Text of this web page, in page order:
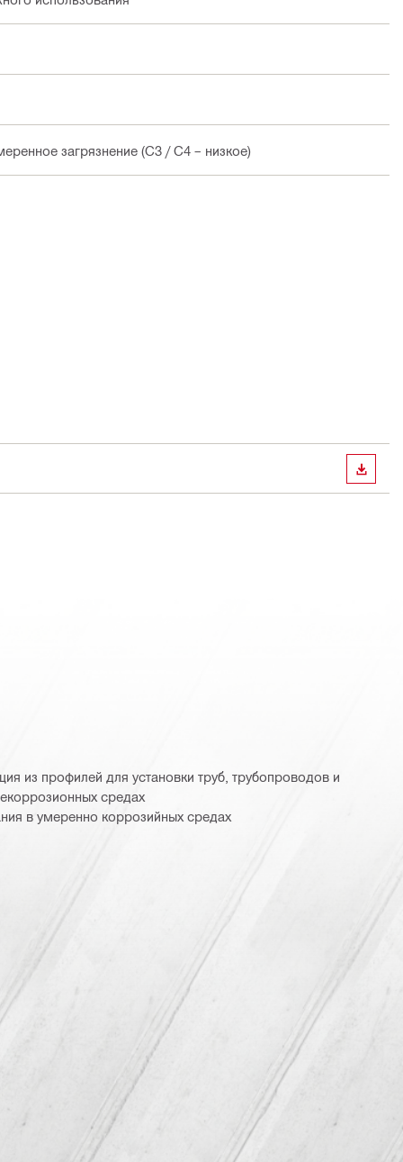
загрязнение (C3 / C4 – низкое)
из профилей для установки труб, трубопроводов и
средах
в умеренно коррозийных средах